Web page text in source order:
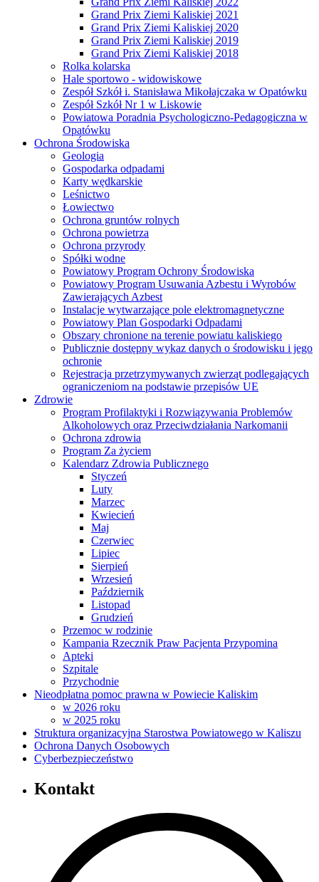
Grand Prix Ziemi Kaliskiej 2021
Grand Prix Ziemi Kaliskiej 2020
Grand Prix Ziemi Kaliskiej 2019
Grand Prix Ziemi Kaliskiej 2018
Rolka kolarska
Hale sportowo - widowiskowe
Zespół Szkół i. Stanisława Mikołajczaka w Opatówku
Zespół Szkół Nr 1 w Liskowie
Powiatowa Poradnia Psychologiczno-Pedagogiczna w
Opatówku
Ochrona Środowiska
Geologia
Gospodarka odpadami
Karty wędkarskie
Leśnictwo
Łowiectwo
Ochrona gruntów rolnych
Ochrona powietrza
Ochrona przyrody
Spółki wodne
Powiatowy Program Ochrony Środowiska
Powiatowy Program Usuwania Azbestu i Wyrobów
Zawierających Azbest
Instalacje wytwarzające pole elektromagnetyczne
Powiatowy Plan Gospodarki Odpadami
Obszary chronione na terenie powiatu kaliskiego
Publicznie dostępny wykaz danych o środowisku i jego
ochronie
Rejestracja przetrzymywanych zwierząt podlegających
ograniczeniom na podstawie przepisów UE
Zdrowie
Program Profilaktyki i Rozwiązywania Problemów
Alkoholowych oraz Przeciwdziałania Narkomanii
Ochrona zdrowia
Program Za życiem
Kalendarz Zdrowia Publicznego
Styczeń
Luty
Marzec
Kwiecień
Maj
Czerwiec
Lipiec
Sierpień
Wrzesień
Październik
Listopad
Grudzień
Przemoc w rodzinie
Kampania Rzecznik Praw Pacjenta Przypomina
Apteki
Szpitale
Przychodnie
Nieodpłatna pomoc prawna w Powiecie Kaliskim
w 2026 roku
w 2025 roku
Struktura organizacyjna Starostwa Powiatowego w Kaliszu
Ochrona Danych Osobowych
Cyberbezpieczeństwo
Kontakt